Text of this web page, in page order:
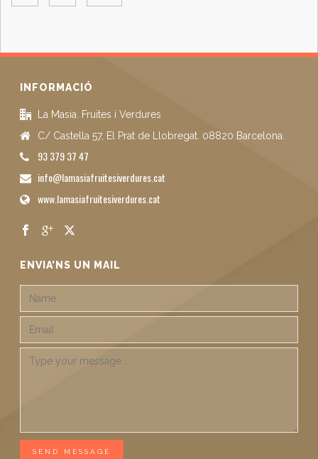
INFORMACIÓ
La Masia. Fruites i Verdures
C/ Castella 57, El Prat de Llobregat. 08820 Barcelona.
93 379 37 47
info@lamasiafruitesiverdures.cat
www.lamasiafruitesiverdures.cat
ENVIA’NS UN MAIL
SEND MESSAGE